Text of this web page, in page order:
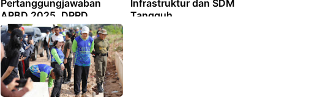
Pertanggungjawaban
APBD 2025, DPRD
Apresiasi Capaian Opini
WTP ke-14
Infrastruktur dan SDM
Tangguh